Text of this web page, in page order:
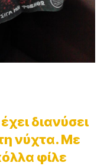
διανύσει
νύχτα. Με
φίλε